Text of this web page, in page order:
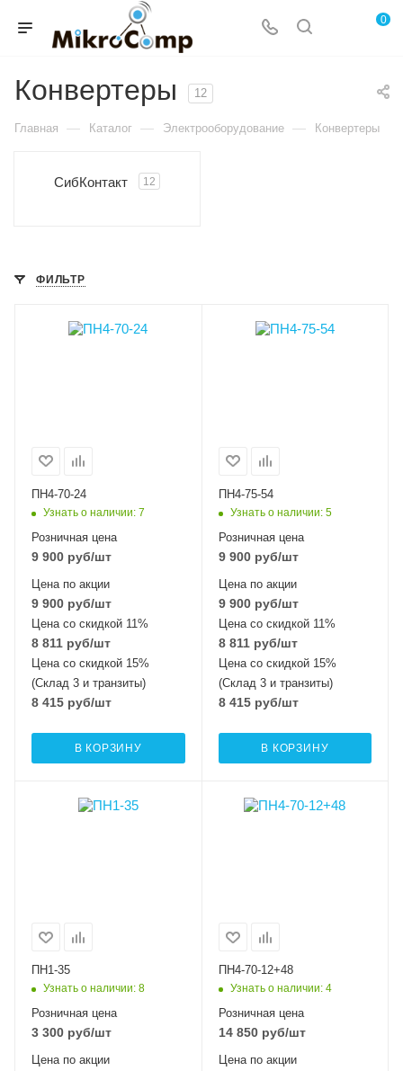
0
Конвертеры 12
Главная — Каталог — Электрооборудование — Конвертеры
СибКонтакт 12
ФИЛЬТР
ПН4-70-24
Узнать о наличии: 7
Розничная цена
9 900 руб/шт
Цена по акции
9 900 руб/шт
Цена со скидкой 11%
8 811 руб/шт
Цена со скидкой 15%
(Склад 3 и транзиты)
8 415 руб/шт
В КОРЗИНУ
ПН4-75-54
Узнать о наличии: 5
Розничная цена
9 900руб/шт
Цена по акции
9 900руб/шт
Цена со скидкой 11%
8 811руб/шт
Цена со скидкой 15%
(Склад 3 и транзиты)
8 415руб/шт
В КОРЗИНУ
ПН1-35
Узнать о наличии: 8
Розничная цена
3 300 руб/шт
Цена по акции
ПН4-70-12+48
Узнать о наличии: 4
Розничная цена
14 850руб/шт
Цена по акции